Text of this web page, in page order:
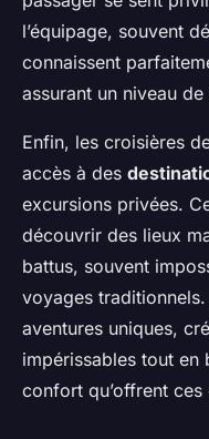
l’équipage, souvent
connaissent
assurant un niveau
Enfin, les croisières
accès à des
excursions privées.
découvrir des lieux
battus, souvent
voyages
aventures uniques,
impérissables tout en
confort qu’offrent